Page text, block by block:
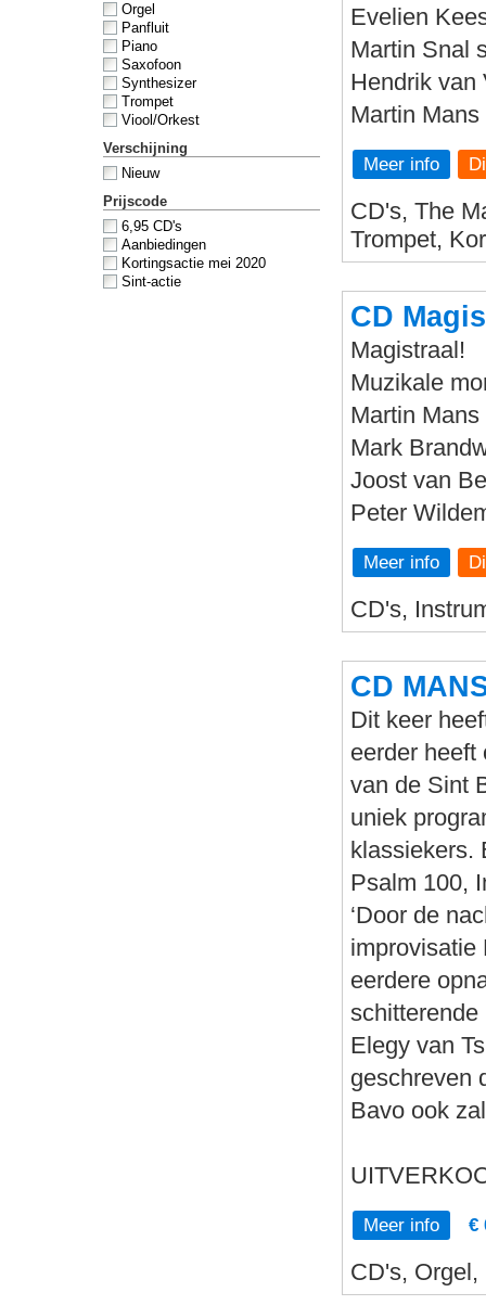
Orgel
Panfluit
Piano
Saxofoon
Synthesizer
Trompet
Viool/Orkest
Verschijning
Nieuw
Prijscode
6,95 CD's
Aanbiedingen
Kortingsactie mei 2020
Sint-actie
Evelien
Martin Snal
Hendrik van
Martin
Meer info
CD's, The
Trompet,
CD
Magistraal!
Muzikale
Martin Mans
Mark
Joost van
Peter
Meer info
CD's,
CD
Dit keer
eerder heeft
van de Sint
uniek
klassiekers.
Psalm 100,
‘Door de
improvisatie
eerdere
schitterende
Elegy van
geschreven
Bavo ook
Meer info €
CD's, Orgel,